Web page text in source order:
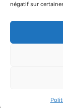
négatif sur
Tous droits